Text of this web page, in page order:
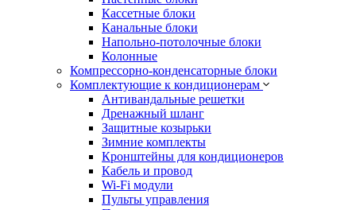
Кассетные блоки
Канальные блоки
Напольно-потолочные блоки
Колонные
Компрессорно-конденсаторные блоки
Комплектующие к кондиционерам
Антивандальные решетки
Дренажный шланг
Защитные козырьки
Зимние комплекты
Кронштейны для кондиционеров
Кабель и провод
Wi-Fi модули
Пульты управления